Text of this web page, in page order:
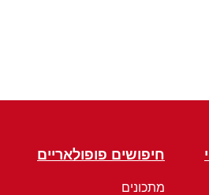
חיפושים פופולאריים
מתכונים